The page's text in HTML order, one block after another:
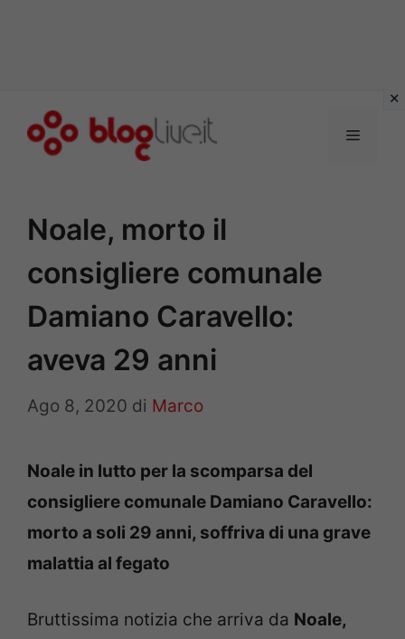
Menu
Noale, morto il
consigliere comunale
Damiano Caravello:
aveva 29 anni
Ago 8, 2020 di Marco
Noale in lutto per la scomparsa del
consigliere comunale Damiano Caravello:
morto a soli 29 anni, soffriva di una grave
malattia al fegato
Bruttissima notizia che arriva da Noale,